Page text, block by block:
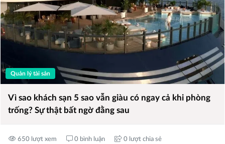
Quản lý tài sản
Vì sao khách sạn 5 sao vẫn giàu có ngay cả khi phòng
trống? Sự thật bất ngờ đằng sau
650 lượt xem 0 bình luận 0 lượt chia sẻ